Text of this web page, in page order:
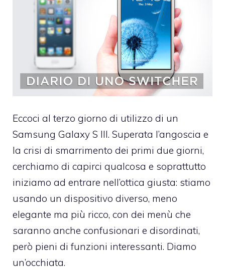
Eccoci al terzo giorno di utilizzo di un
Samsung Galaxy S III. Superata l’angoscia e
la crisi di smarrimento dei primi due giorni,
cerchiamo di capirci qualcosa e soprattutto
iniziamo ad entrare nell’ottica giusta: stiamo
usando un dispositivo diverso, meno
elegante ma più ricco, con dei menù che
saranno anche confusionari e disordinati,
però pieni di funzioni interessanti. Diamo
un’occhiata.